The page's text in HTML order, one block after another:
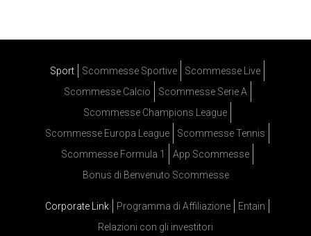
Sport Scommesse Sportive
Scommesse Live
Scommesse Calcio
Scommesse Serie A
Scommesse Champions League
Scommesse Europa League
Scommesse Tennis
Scommesse Formula 1
App Scommesse
Bonus di Benvenuto Scommesse
Corporate Link Programma di Affiliazione
Entain
Relazioni con gli investitori